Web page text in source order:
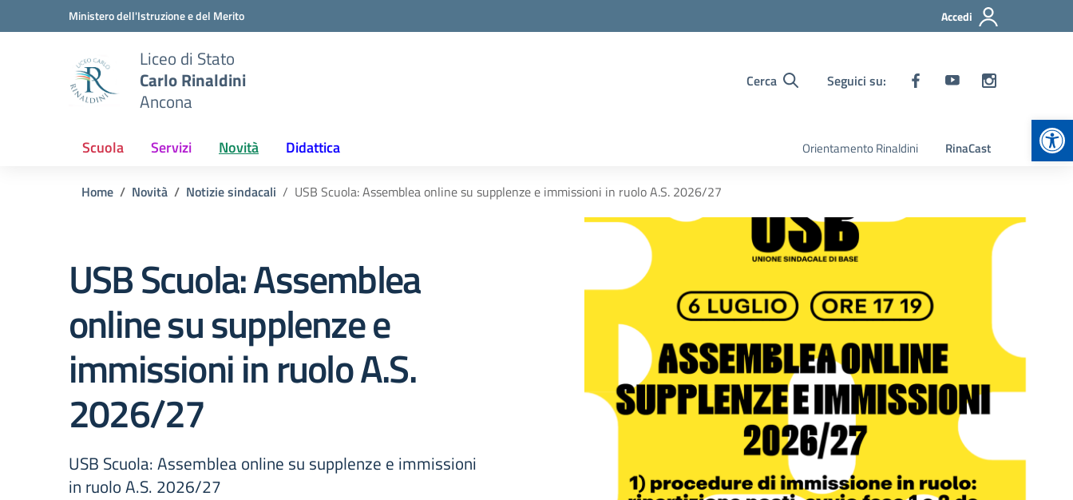
Vai ai contenuti
Vai al menu di navigazioneMinistero dell'Istruzione e del Merito Accedi
Liceo di Stato
Carlo Rinaldini
Ancona
Cerca Seguici su:
Scuola Servizi Novità Didattica Orientamento Rinaldini RinaCast
Home Novità Notizie sindacali USB Scuola: Assemblea online su supplenze e immissioni in ruolo A.S. 2026/27
USB Scuola: Assemblea
online su supplenze e
immissioni in ruolo A.S.
2026/27
USB Scuola: Assemblea online su supplenze e immissioni
in ruolo A.S. 2026/27